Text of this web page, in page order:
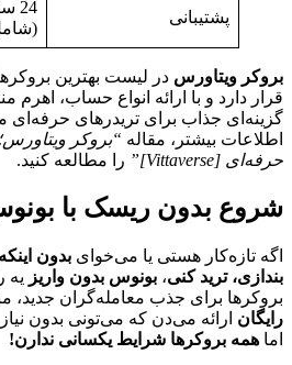
پشتیبانی
بروکر ویتاورس در لیست بهترین
قرار دارد و با ارائه انواع حساب،
گزینه‌ای جذاب برای تریدرهای
اطلاعات بیشتر، مقاله “بروکر
حرفه‌ای [Vittaverse]”
را مطالعه کنید.
شروع بدون ریسک با
اگه تازه‌کار هستی یا می‌خوای بدون
بندازی، ترید کنی، بونوس بدون واریز یه
بروکرها برای جذب معامله‌گران جدید،
رایگان ارائه می‌دن که می‌تونی بدون
اما همه بروکرها شرایط یکسانی ندارن!